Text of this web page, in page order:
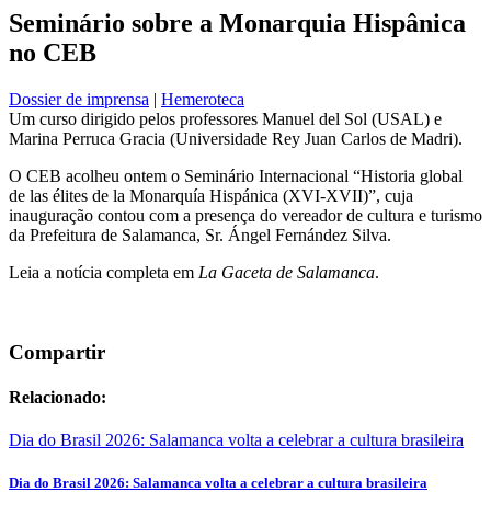
Seminário sobre a Monarquia Hispânica
no CEB
Dossier de imprensa | Hemeroteca
Um curso dirigido pelos professores Manuel del Sol (USAL) e
Marina Perruca Gracia (Universidade Rey Juan Carlos de Madri).
O CEB acolheu ontem o Seminário Internacional “Historia global
de las élites de la Monarquía Hispánica (XVI-XVII)”, cuja
inauguração contou com a presença do vereador de cultura e turismo
da Prefeitura de Salamanca, Sr. Ángel Fernández Silva.
Leia a notícia completa em La Gaceta de Salamanca.
Compartir
Relacionado:
Dia do Brasil 2026: Salamanca volta a celebrar a cultura brasileira
Dia do Brasil 2026: Salamanca volta a celebrar a cultura brasileira